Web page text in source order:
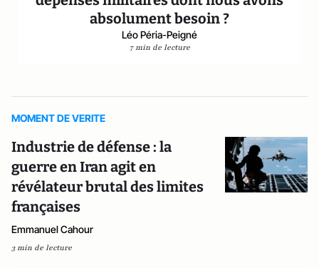
absolument besoin ?
Léo Péria-Peigné
7 min de lecture
MOMENT DE VERITE
Industrie de défense : la
guerre en Iran agit en
révélateur brutal des limites
françaises
Emmanuel Cahour
3 min de lecture